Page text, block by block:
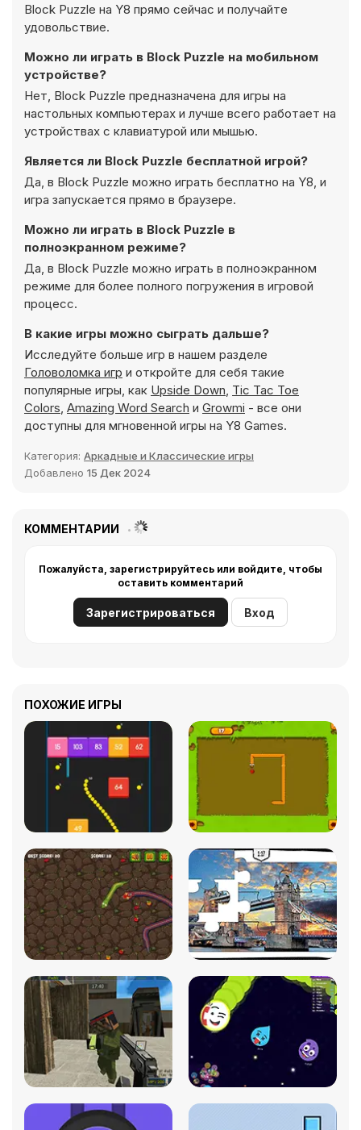
Block Puzzle на Y8 прямо сейчас и получайте
удовольствие.
Можно ли играть в Block Puzzle на мобильном
устройстве?
Нет, Block Puzzle предназначена для игры на
настольных компьютерах и лучше всего работает на
устройствах с клавиатурой или мышью.
Является ли Block Puzzle бесплатной игрой?
Да, в Block Puzzle можно играть бесплатно на Y8, и
игра запускается прямо в браузере.
Можно ли играть в Block Puzzle в
полноэкранном режиме?
Да, в Block Puzzle можно играть в полноэкранном
режиме для более полного погружения в игровой
процесс.
В какие игры можно сыграть дальше?
Исследуйте больше игр в нашем разделе
Головоломка игр и откройте для себя такие
популярные игры, как Upside Down, Tic Tac Toe
Colors, Amazing Word Search и Growmi - все они
доступны для мгновенной игры на Y8 Games.
Категория: Аркадные и Классические игры
Добавлено 15 Дек 2024
КОММЕНТАРИИ
Пожалуйста, зарегистрируйтесь или войдите, чтобы
оставить комментарий
Зарегистрироваться Вход
ПОХОЖИЕ ИГРЫ